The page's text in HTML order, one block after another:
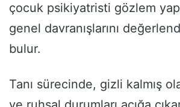
çocuk psikiyatristi gözlem
genel davranışlarını
bulur.
Tanı sürecinde, gizli kalmış